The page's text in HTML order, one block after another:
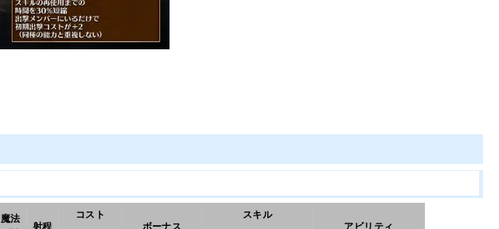
魔法
コスト
スキル